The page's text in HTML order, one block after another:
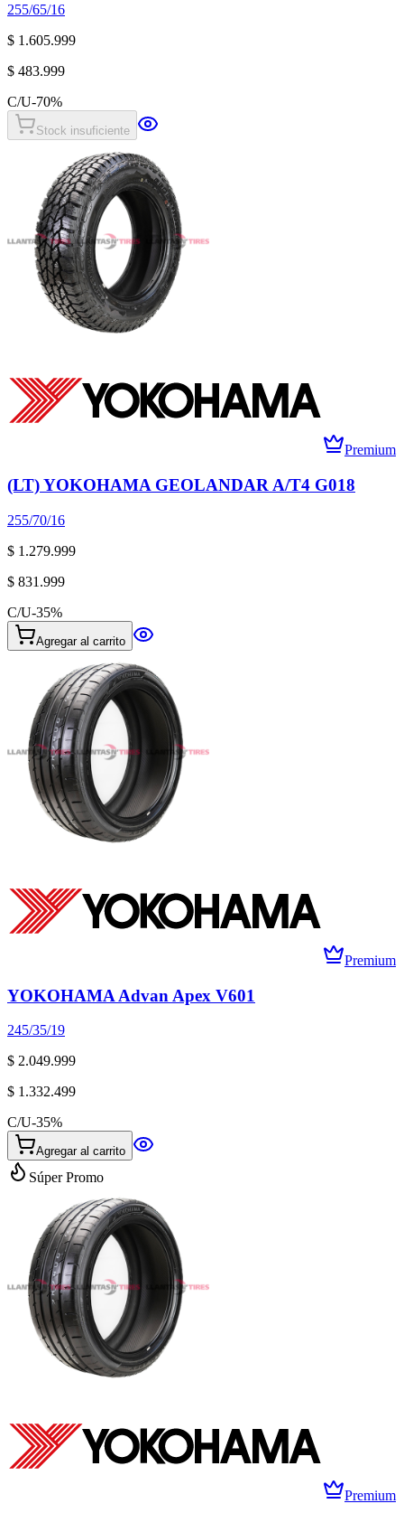
255/65/16
$ 1.605.999
$ 483.999
C/U-70%
Stock insuficiente
Premium
(LT) YOKOHAMA GEOLANDAR A/T4 G018
255/70/16
$ 1.279.999
$ 831.999
C/U-35%
Agregar al carrito
Premium
YOKOHAMA Advan Apex V601
245/35/19
$ 2.049.999
$ 1.332.499
C/U-35%
Agregar al carrito
Súper Promo
Premium